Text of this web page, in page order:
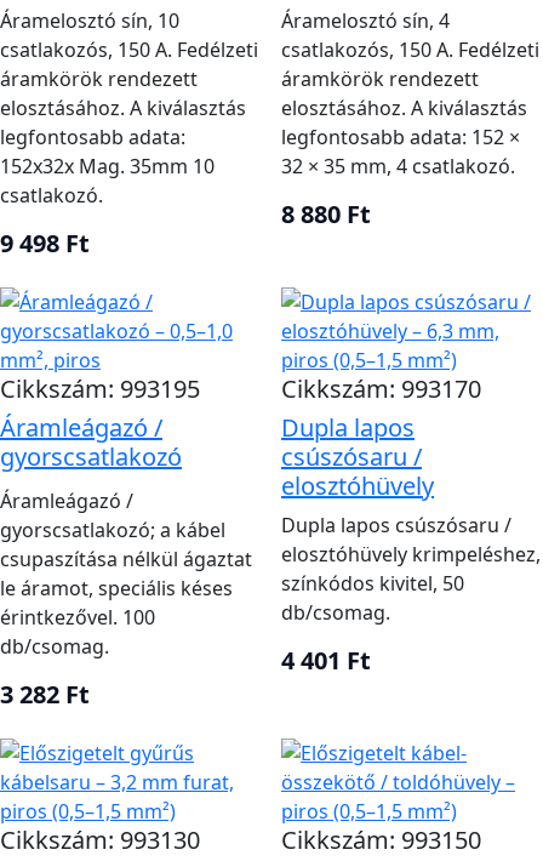
Saru, zsugorcső,
elosztó
Kábelvég és
elágazás
préselés és
szigetelés
Számítsd ki minden áramkör legnagyobb tartós
és csúcsáramát, valamint a teljes vezetékhosszt.
Határozd meg a megengedett feszültségesést a
fogyasztó érzékenysége és rendszerfeszültsége
Válassz hajós környezethez megfelelő, rugalmas,
ónozott vezetőt a szükséges keresztmetszettel.
A kábelpapucs, csatlakozóblokk, zsugorcső és
Tervezd meg a biztosítékot, színjelölést, rögzítést,
hajlítási sugarat és későbbi hozzáférést.
Keresztmetszet és feszültségesés
A piros és fekete szín segítheti a polaritást, de
összetettebb rendszerben tartós és egyértelmű
jelölés szükséges. Többeres kábel előnyös lehet
együtt vezetett köröknél, akkumulátor- és
kábel kell. Préseléshez a saru típusának megfelelő
szerszámot használj; a kalapácsos vagy fogós
rögtönzés nem ad ellenőrizhető kötést.
Áramelosztó sín, 10
csatlakozós, 150 A. Fedélzeti
áramkörök rendezett
elosztásához. A kiválasztás
legfontosabb adata:
152x32x Mag. 35mm 10
csatlakozó.
9 498 Ft
Áramelosztó sín, 4
csatlakozós, 150 A. Fedélzeti
áramkörök rendezett
elosztásához. A kiválasztás
legfontosabb adata: 152 ×
32 × 35 mm, 4 csatlakozó.
8 880 Ft
Cikkszám: 993195
Áramleágazó /
gyorscsatlakozó
Áramleágazó /
gyorscsatlakozó; a kábel
csupaszítása nélkül ágaztat
le áramot, speciális késes
érintkezővel. 100
db/csomag.
3 282 Ft
Cikkszám: 993170
Dupla lapos
csúszósaru /
elosztóhüvely
Dupla lapos csúszósaru /
elosztóhüvely krimpeléshez,
színkódos kivitel, 50
db/csomag.
4 401 Ft
Cikkszám: 993130
Cikkszám: 993150